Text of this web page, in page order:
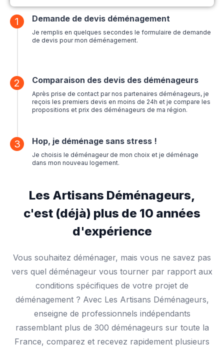
1 Demande de devis déménagement
Je remplis en quelques secondes le formulaire de demande
de devis pour mon déménagement.
2 Comparaison des devis des déménageurs
Après prise de contact par nos partenaires déménageurs, je
reçois les premiers devis en moins de 24h et je compare les
propositions et prix des déménageurs de ma région.
3 Hop, je déménage sans stress !
Je choisis le déménageur de mon choix et je déménage
dans mon nouveau logement.
Les Artisans Déménageurs,
c'est (déjà) plus de 10 années
d'expérience
Vous souhaitez déménager, mais vous ne savez pas
vers quel déménageur vous tourner par rapport aux
conditions spécifiques de votre projet de
déménagement ? Avec Les Artisans Déménageurs,
enseigne de professionnels indépendants
rassemblant plus de 300 déménageurs sur toute la
France, comparez et recevez rapidement plusieurs